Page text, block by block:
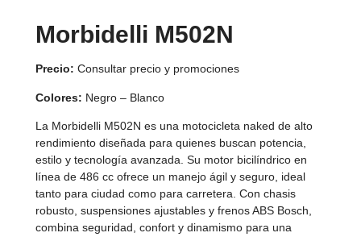
Morbidelli M502N
Precio: Consultar precio y promociones
Colores: Negro – Blanco
La Morbidelli M502N es una motocicleta naked de alto
rendimiento diseñada para quienes buscan potencia,
estilo y tecnología avanzada. Su motor bicilíndrico en
línea de 486 cc ofrece un manejo ágil y seguro, ideal
tanto para ciudad como para carretera. Con chasis
robusto, suspensiones ajustables y frenos ABS Bosch,
combina seguridad, confort y dinamismo para una